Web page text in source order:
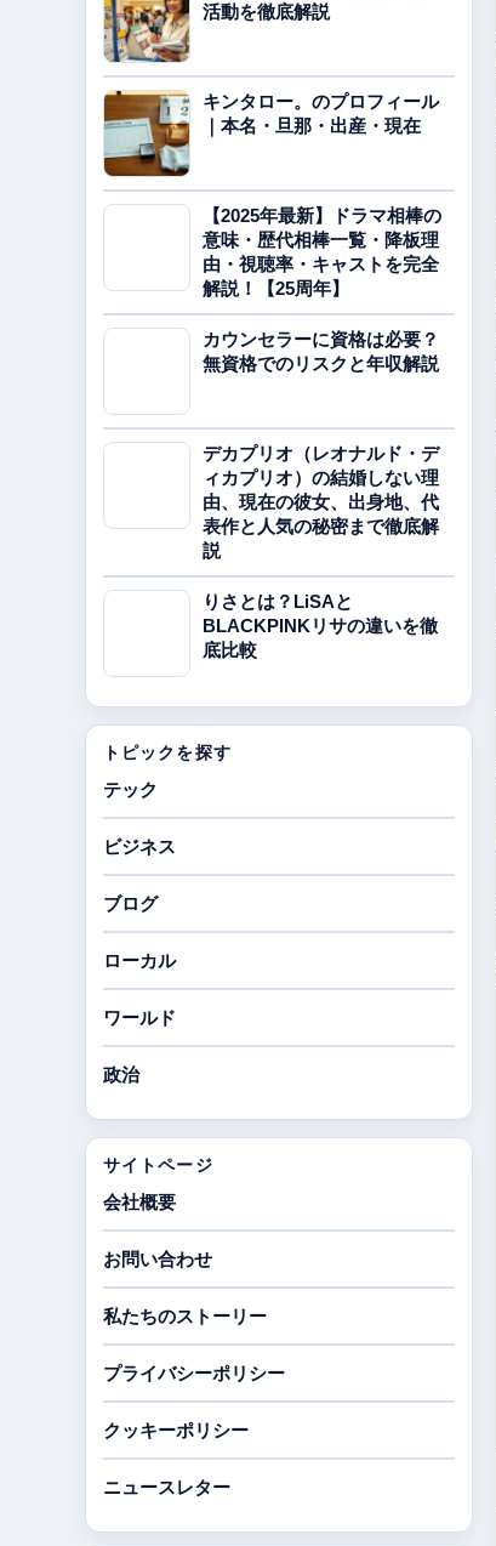
活動を徹底解説
キンタロー。のプロフィール
｜本名・旦那・出産・現在
【2025年最新】ドラマ相棒の
意味・歴代相棒一覧・降板理
由・視聴率・キャストを完全
解説！【25周年】
カウンセラーに資格は必要？
無資格でのリスクと年収解説
デカプリオ（レオナルド・デ
ィカプリオ）の結婚しない理
由、現在の彼女、出身地、代
表作と人気の秘密まで徹底解
説
りさとは？LiSAと
BLACKPINKリサの違いを徹
底比較
トピックを探す
テック
ビジネス
ブログ
ローカル
ワールド
政治
サイトページ
会社概要
お問い合わせ
私たちのストーリー
プライバシーポリシー
クッキーポリシー
ニュースレター